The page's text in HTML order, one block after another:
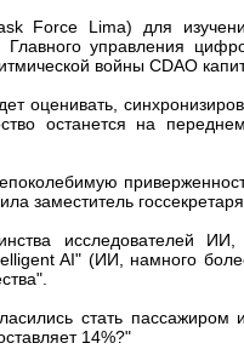
Force Lima) для
управления
войны CDAO
оценивать,
останется на
заместитель
исследователей
AI" (ИИ, намного
стать пассажиром
14%?"